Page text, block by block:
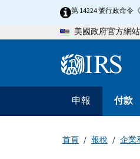
第 14224 號行政命令
美國政府官方網站
主
要
導
申報 付款
首頁 報稅 企業